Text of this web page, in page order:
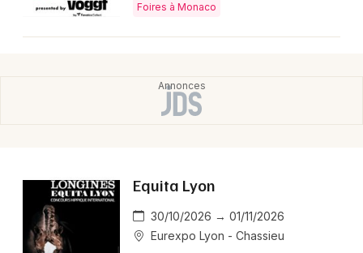
Foires à Monaco
Equita Lyon
30/10/2026 → 01/11/2026
Eurexpo Lyon - Chassieu